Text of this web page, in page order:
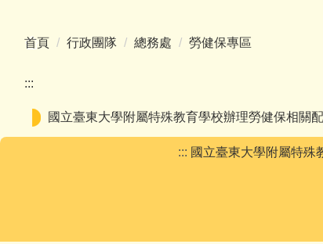
首頁 行政團隊 總務處 勞健保專區
:::
國立臺東大學附屬特殊教育學校辦理勞健保相關
::: 國立臺東大學附屬特殊